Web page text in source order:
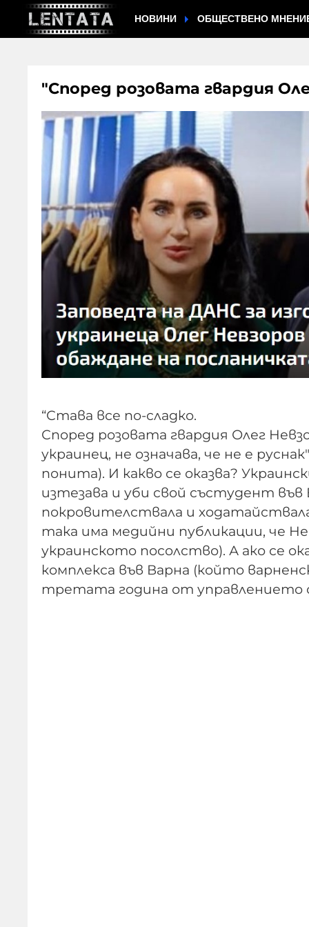
НОВИНИ ОБЩЕСТВЕНО
"Според розовата гвардия
“Става все по-сладко.
Според розовата гвардия Олег
украинец, не означава, че не е
понита). И какво се оказва?
изтезава и уби свой състудент във
покровителствала и
така има медийни публикации, че
украинското посолство). А ако се
комплекса във Варна (който
третата година от управлението